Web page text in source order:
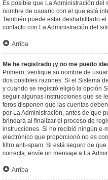
Es posible que La Administración del
nombre de usuario con el que está
También puede estar deshabilitado
contacto con La Administración del
Arriba
Me he registrado ¡y no me puedo
Primero, verifique su nombre de
dos posibles razones. Si el Sistema
y cuando se registró eligió la opción
seguir algunas instrucciones que se
foros disponen que las cuentas
por La Administración, antes de que
brindará al finalizar el proceso de
instrucciones. Si no recibió ningún e-
electrónico que proporcionó no es
filtro anti-spam. Si está seguro de
correcta, envíe un mensaje a La
Arriba